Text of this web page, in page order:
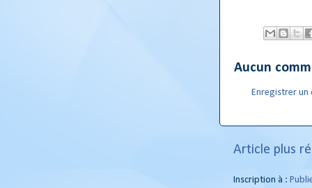
Aucun
Enregistrer
Article plus
Inscription à :